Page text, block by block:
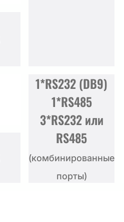
1*RS232 (DB9)
1*RS485
3*RS232 или
RS485
(комбинированные
порты)